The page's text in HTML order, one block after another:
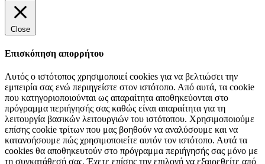
Close
Επισκόπηση απορρήτου
Αυτός ο ιστότοπος χρησιμοποιεί cookies για να βελτιώσει την
εμπειρία σας ενώ περιηγείστε στον ιστότοπο. Από αυτά, τα cookie
που κατηγοριοποιούνται ως απαραίτητα αποθηκεύονται στο
πρόγραμμα περιήγησής σας καθώς είναι απαραίτητα για τη
λειτουργία βασικών λειτουργιών του ιστότοπου. Χρησιμοποιούμε
επίσης cookie τρίτων που μας βοηθούν να αναλύσουμε και να
κατανοήσουμε πώς χρησιμοποιείτε αυτόν τον ιστότοπο. Αυτά τα
cookies θα αποθηκευτούν στο πρόγραμμα περιήγησής σας μόνο με
τη συγκατάθεσή σας. Έχετε επίσης την επιλογή να εξαιρεθείτε από